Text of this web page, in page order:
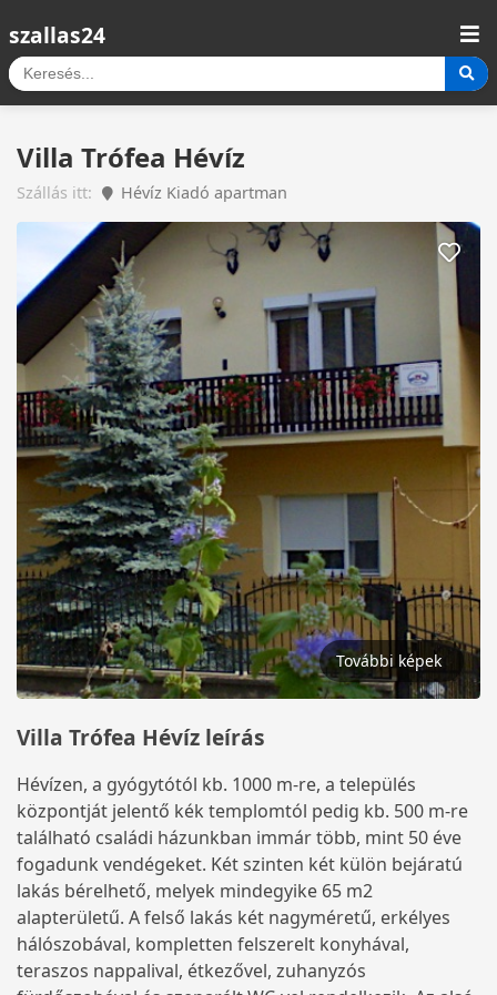
szallas24
Villa Trófea Hévíz
Szállás itt: Hévíz Kiadó apartman
További képek
Villa Trófea Hévíz leírás
Hévízen, a gyógytótól kb. 1000 m-re, a település
központját jelentő kék templomtól pedig kb. 500 m-re
található családi házunkban immár több, mint 50 éve
fogadunk vendégeket. Két szinten két külön bejáratú
lakás bérelhető, melyek mindegyike 65 m2
alapterületű. A felső lakás két nagyméretű, erkélyes
hálószobával, kompletten felszerelt konyhával,
teraszos nappalival, étkezővel, zuhanyzós